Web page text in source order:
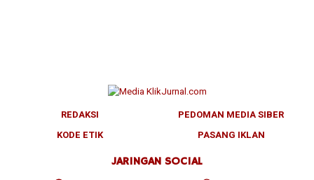
REDAKSI
PEDOMAN MEDIA SIBER
KODE ETIK
PASANG IKLAN
JARINGAN SOCIAL